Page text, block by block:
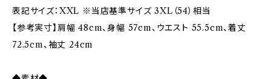
表記サイズ：XXL ※当店基準サイズ 3XL（54）相当
【参考実寸】肩幅 48cm、身幅 57cm、ウエスト 55.5cm、着丈
72.5cm、袖丈 24cm